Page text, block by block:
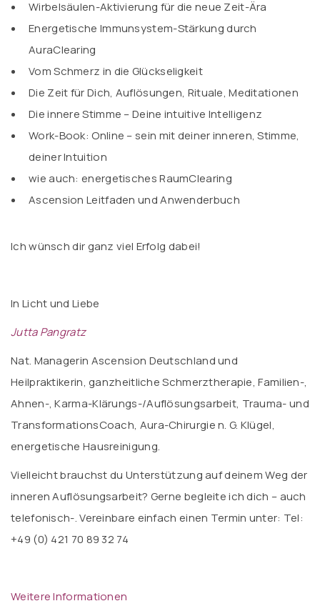
Wirbelsäulen-Aktivierung für die neue Zeit-Ära
Energetische Immunsystem-Stärkung durch
AuraClearing
Vom Schmerz in die Glückseligkeit
Die Zeit für Dich, Auflösungen, Rituale, Meditationen
Die innere Stimme – Deine intuitive Intelligenz
Work-Book: Online – sein mit deiner inneren, Stimme,
deiner Intuition
wie auch: energetisches RaumClearing
Ascension Leitfaden und Anwenderbuch
Ich wünsch dir ganz viel Erfolg dabei!
In Licht und Liebe
Jutta Pangratz
Nat. Managerin Ascension Deutschland und
Heilpraktikerin, ganzheitliche Schmerztherapie, Familien-,
Ahnen-, Karma-Klärungs-/Auflösungsarbeit, Trauma- und
TransformationsCoach, Aura-Chirurgie n. G. Klügel,
energetische Hausreinigung.
Vielleicht brauchst du Unterstützung auf deinem Weg der
inneren Auflösungsarbeit? Gerne begleite ich dich – auch
telefonisch-. Vereinbare einfach einen Termin unter: Tel:
+49 (0) 421 70 89 32 74
Weitere Informationen